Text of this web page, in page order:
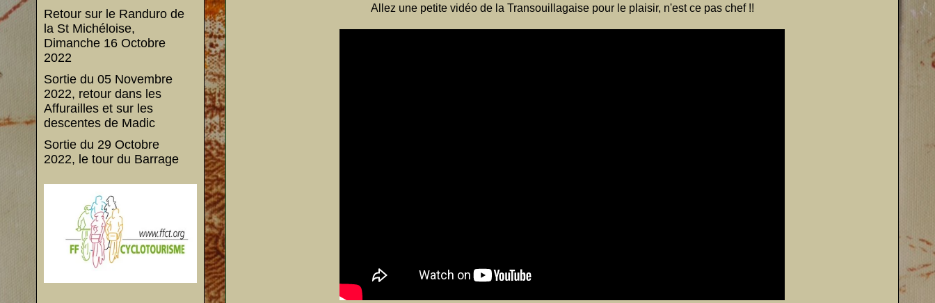
Retour sur le Randuro de
la St Michéloise,
Dimanche 16 Octobre
2022
Sortie du 05 Novembre
2022, retour dans les
Affurailles et sur les
descentes de Madic
Sortie du 29 Octobre
2022, le tour du Barrage
Allez une petite vidéo de la Transouillagaise pour le plaisir, n'est ce pas chef !!